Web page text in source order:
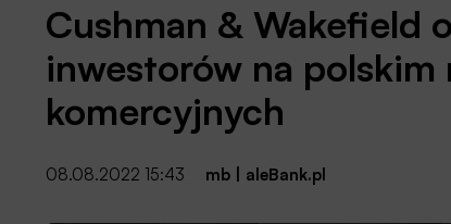
Cushman & Wakefield
inwestorów na
komercyjnych
08.08.2022 15:43 mb aleBank.pl